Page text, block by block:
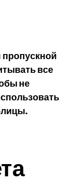
пропускной
все
не